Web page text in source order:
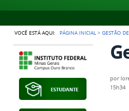
VOCÊ ESTÁ AQUI: PÁGINA INICIAL >GESTÃO
por
15h34